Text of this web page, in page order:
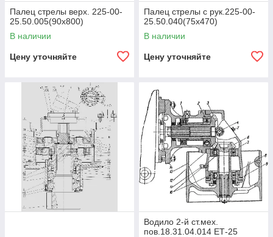
Палец стрелы верх. 225-00-
25.50.005(90х800)
В наличии
Цену уточняйте
Палец стрелы с рук.225-00-
25.50.040(75х470)
В наличии
Цену уточняйте
Водило 2-й ст.мех.
пов.18.31.04.014 ЕТ-25